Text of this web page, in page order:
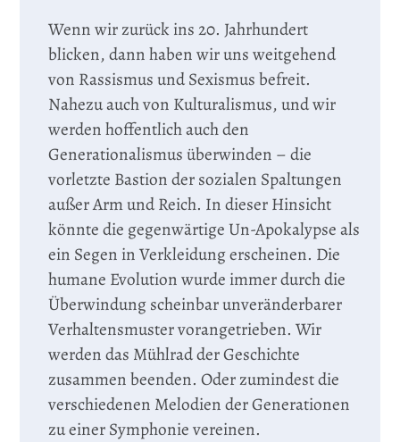
Wenn wir zurück ins 20. Jahrhundert
blicken, dann haben wir uns weitgehend
von Rassismus und Sexismus befreit.
Nahezu auch von Kulturalismus, und wir
werden hoffentlich auch den
Generationalismus überwinden – die
vorletzte Bastion der sozialen Spaltungen
außer Arm und Reich. In dieser Hinsicht
könnte die gegenwärtige Un-Apokalypse als
ein Segen in Verkleidung erscheinen. Die
humane Evolution wurde immer durch die
Überwindung scheinbar unveränderbarer
Verhaltensmuster vorangetrieben. Wir
werden das Mühlrad der Geschichte
zusammen beenden. Oder zumindest die
verschiedenen Melodien der Generationen
zu einer Symphonie vereinen.